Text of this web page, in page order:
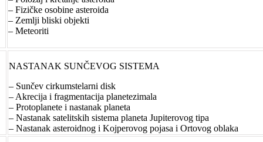
– Fizičke osobine asteroida
– Zemlji bliski objekti
– Meteoriti
NASTANAK SUNČEVOG SISTEMA
– Sunčev cirkumstelarni disk
– Akrecija i fragmentacija planetezimala
– Protoplanete i nastanak planeta
– Nastanak satelitskih sistema planeta Jupiterovog tipa
– Nastanak asteroidnog i Kojperovog pojasa i Ortovog oblaka